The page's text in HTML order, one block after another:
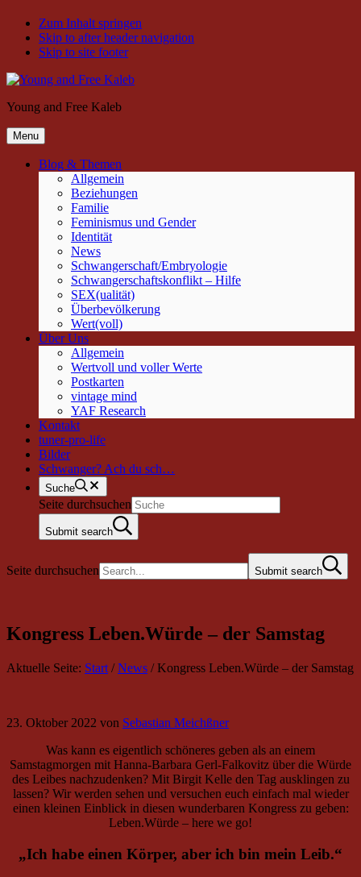
Zum Inhalt springen
Skip to after header navigation
Skip to site footer
Young and Free Kaleb
Menu
Blog & Themen
Allgemein
Beziehungen
Familie
Feminismus und Gender
Identität
News
Schwangerschaft/Embryologie
Schwangerschaftskonflikt – Hilfe
SEX(ualität)
Überbevölkerung
Wert(voll)
Über Uns
Allgemein
Wertvoll und voller Werte
Postkarten
vintage mind
YAF Research
Kontakt
tuner-pro-life
Bilder
Schwanger? Ach du sch…
Suche
Seite durchsuchen
Submit search
Seite durchsuchen Submit search
Kongress Leben.Würde – der Samstag
Aktuelle Seite: Start / News /Kongress Leben.Würde – der Samstag
23. Oktober 2022 von Sebastian Meichßner
Was kann es eigentlich schöneres geben als an einem
Samstagmorgen mit Hanna-Barbara Gerl-Falkovitz über die Würde
des Leibes nachzudenken? Mit Birgit Kelle den Tag ausklingen zu
lassen? Wir werden sehen und versuchen euch einfach mal wieder
einen kleinen Einblick in diesen wunderbaren Kongress zu geben:
Leben.Würde – here we go!
„Ich habe einen Körper, aber ich bin mein Leib.“